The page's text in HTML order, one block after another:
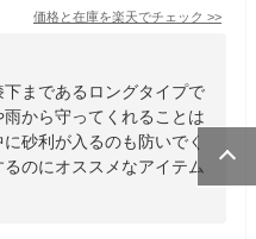
価格と在庫を楽天でチェック >>
まであるロングタイプで
雨から守ってくれることは
砂利が入るのも防いでく
のにオススメなアイテム